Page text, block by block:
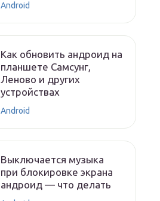
Android
Как обновить андроид на
планшете Самсунг,
Леново и других
устройствах
Android
Выключается музыка
при блокировке экрана
андроид — что делать